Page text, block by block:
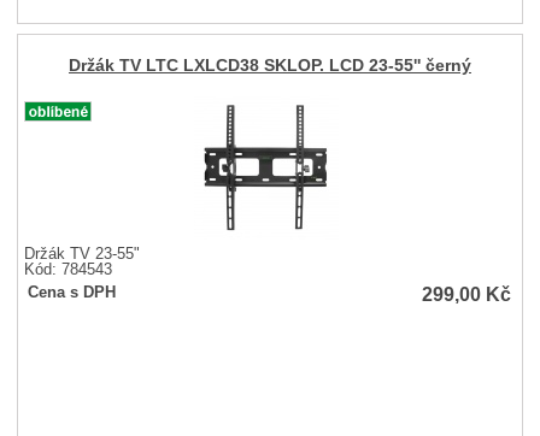
Držák TV LTC LXLCD38 SKLOP. LCD 23-55'' černý
Držák TV 23-55"
Kód: 784543
Cena s DPH
299,00 Kč